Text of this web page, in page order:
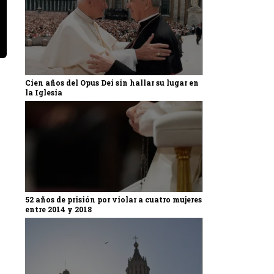
Cien años del Opus Dei sin hallar su lugar en
la Iglesia
52 años de prisión por violar a cuatro mujeres
entre 2014 y 2018